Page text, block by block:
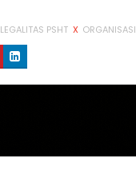
LEGALITAS PSHT X ORGANISASI